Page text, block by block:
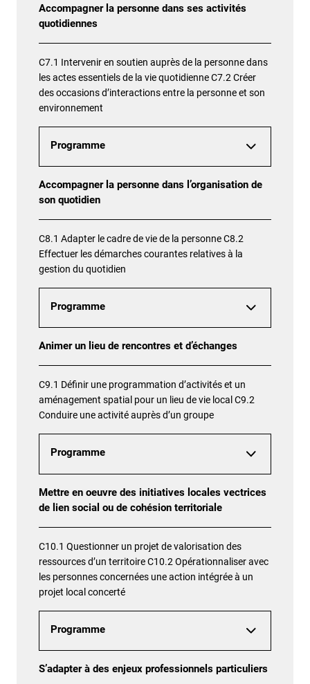
Accompagner la personne dans ses activités
quotidiennes
C7.1 Intervenir en soutien auprès de la personne dans
les actes essentiels de la vie quotidienne C7.2 Créer
des occasions d’interactions entre la personne et son
environnement
Programme
Accompagner la personne dans l’organisation de
son quotidien
C8.1 Adapter le cadre de vie de la personne C8.2
Effectuer les démarches courantes relatives à la
gestion du quotidien
Programme
Animer un lieu de rencontres et d’échanges
C9.1 Définir une programmation d’activités et un
aménagement spatial pour un lieu de vie local C9.2
Conduire une activité auprès d’un groupe
Programme
Mettre en oeuvre des initiatives locales vectrices
de lien social ou de cohésion territoriale
C10.1 Questionner un projet de valorisation des
ressources d’un territoire C10.2 Opérationnaliser avec
les personnes concernées une action intégrée à un
projet local concerté
Programme
S’adapter à des enjeux professionnels particuliers